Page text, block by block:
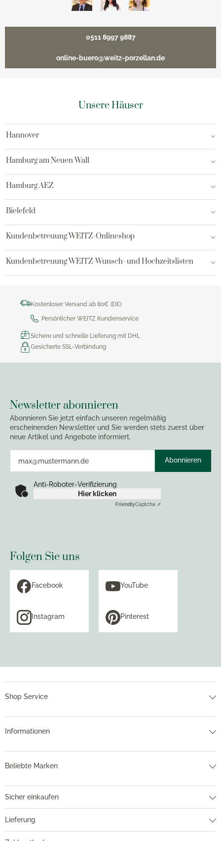
0511 8997 9887
online-buero@weitz-porzellan.de
Unsere Häuser
Hannover
Hamburg am Neuen Wall
Hamburg AEZ
Bielefeld
Kundenbetreuung WEITZ-Onlineshop
Kundenbetreuung WEITZ-Wunsch- und Hochzeitslisten
Kostenloser Versand ab 80€ (DE)
Persönlicher WEITZ Kundenservice
Sichere und schnelle Lieferung mit DHL
Gesicherte SSL-Verbindung
Newsletter abonnieren
Abonnieren Sie jetzt einfach unseren regelmäßig
erscheinenden Newsletter und Sie werden stets zuerst über
neue Artikel und Angebote informiert.
Abonnieren
Anti-Roboter-Verifizierung
Hier klicken
FriendlyCaptcha ⇗
Folgen Sie uns
Facebook YouTube
Instagram Pinterest
Shop Service
Informationen
Beliebte Marken
Sicher einkaufen
Lieferung